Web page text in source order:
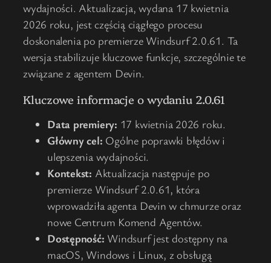
wydajności. Aktualizacja, wydana 17 kwietnia
2026 roku, jest częścią ciągłego procesu
doskonalenia po premierze Windsurf 2.0.61. Ta
wersja stabilizuje kluczowe funkcje, szczególnie te
związane z agentem Devin.
Kluczowe informacje o wydaniu 2.0.61
Data premiery: 17 kwietnia 2026 roku.
Główny cel: Ogólne poprawki błędów i
ulepszenia wydajności.
Kontekst: Aktualizacja następuje po
premierze Windsurf 2.0.61, która
wprowadziła agenta Devin w chmurze oraz
nowe Centrum Komend Agentów.
Dostępność: Windsurf jest dostępny na
macOS, Windows i Linux, z obsługą